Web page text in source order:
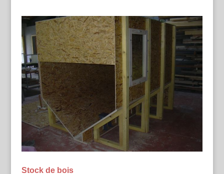
Stock de bois